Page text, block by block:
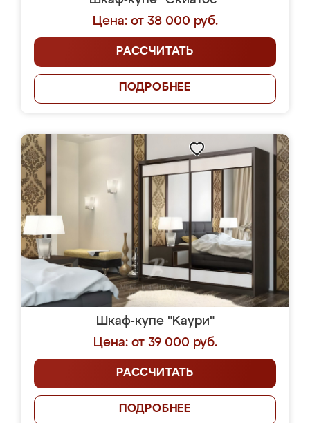
Цена: от 38 000 руб.
РАССЧИТАТЬ
ПОДРОБНЕЕ
Шкаф-купе "Kaури"
Цена: от 39 000 руб.
РАССЧИТАТЬ
ПОДРОБНЕЕ